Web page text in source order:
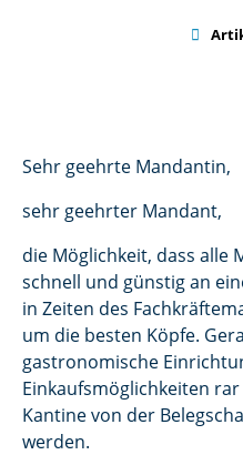

Sehr geehrte Mandantin,
sehr geehrter Mandant,
die Möglichkeit, dass alle
schnell und günstig an
in Zeiten des
um die besten Köpfe.
gastronomische
Einkaufsmöglichkeiten
Kantine von der
werden.